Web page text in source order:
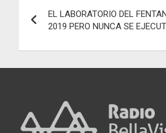
o
o
k
A
p
p
g
er
de
entradas
EL LABORATORIO DEL
2019 PERO NUNCA SE